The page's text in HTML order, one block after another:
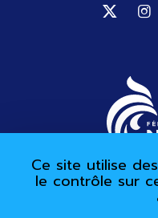
Accessibilité
Ce site utilise
le contrôle sur